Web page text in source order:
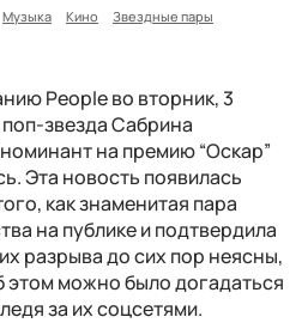
Музыка Кино Звездные пары
People во вторник, 3
звезда Сабрина
на премию “Оскар”
Эта новость появилась
как знаменитая пара
на публике и подтвердила
разрыва до сих пор неясны,
этом можно было догадаться
за их соцсетями.